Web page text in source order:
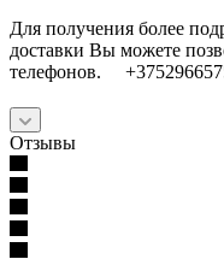
Для получения более
доставки Вы можете
телефонов.
Отзывы